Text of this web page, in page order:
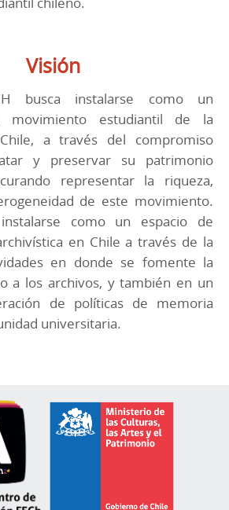
Visión
busca instalarse como un
movimiento estudiantil de la
a través del compromiso
y preservar su patrimonio
representar la riqueza,
de este movimiento.
como un espacio de
en Chile a través de la
en donde se fomente la
a los archivos, y también en un
de políticas de memoria
universitaria.